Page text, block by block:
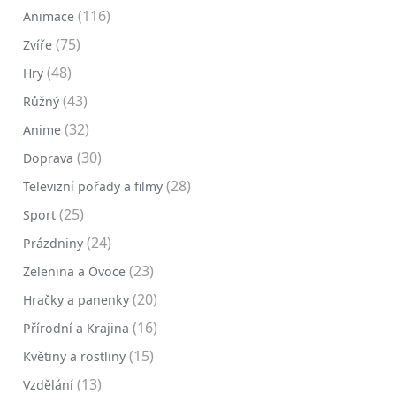
Animace (116)
Zvíře (75)
Hry (48)
Růžný (43)
Anime (32)
Doprava (30)
Televizní pořady a filmy (28)
Sport (25)
Prázdniny (24)
Zelenina a Ovoce (23)
Hračky a panenky (20)
Přírodní a Krajina (16)
Květiny a rostliny (15)
Vzdělání (13)